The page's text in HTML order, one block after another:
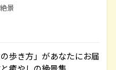
景
歩き方」があなたにお届